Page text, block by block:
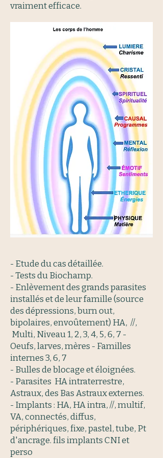
vraiment efficace.
- Etude du cas détaillée.
- Tests du Biochamp.
- Enlèvement des grands parasites
installés et de leur famille (source
des dépressions, burn out,
bipolaires, envoûtement) HA, //,
Multi, Niveau 1, 2, 3, 4, 5, 6, 7 -
Oeufs, larves, mères - Familles
internes 3, 6, 7
- Bulles de blocage et éloignées.
- Parasites HA intraterrestre,
Astraux, des Bas Astraux externes.
- Implants : HA, HA intra, //, multif,
VA, connectés, diffus,
périphériques, fixe, pastel, tube, Pt
d'ancrage. fils implants CNI et
perso